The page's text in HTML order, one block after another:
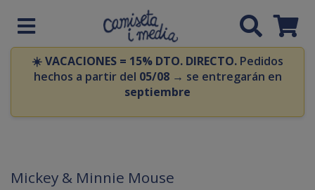
☀️VACACIONES = 15% DTO. DIRECTO. Pedidos
hechos a partir del 05/08→ se entregarán en
septiembre
Mickey & Minnie Mouse